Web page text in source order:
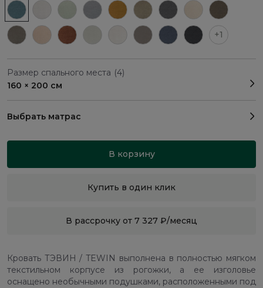
+1
Размер спального места (4)
160 × 200 см
Выбрать матрас
В корзину
Купить в один клик
В рассрочку от 7 327 ₽/месяц
Кровать ТЭВИН / TEWIN выполнена в полностью мягком
текстильном корпусе из рогожки, а ее изголовье
оснащено необычными подушками, расположенными под